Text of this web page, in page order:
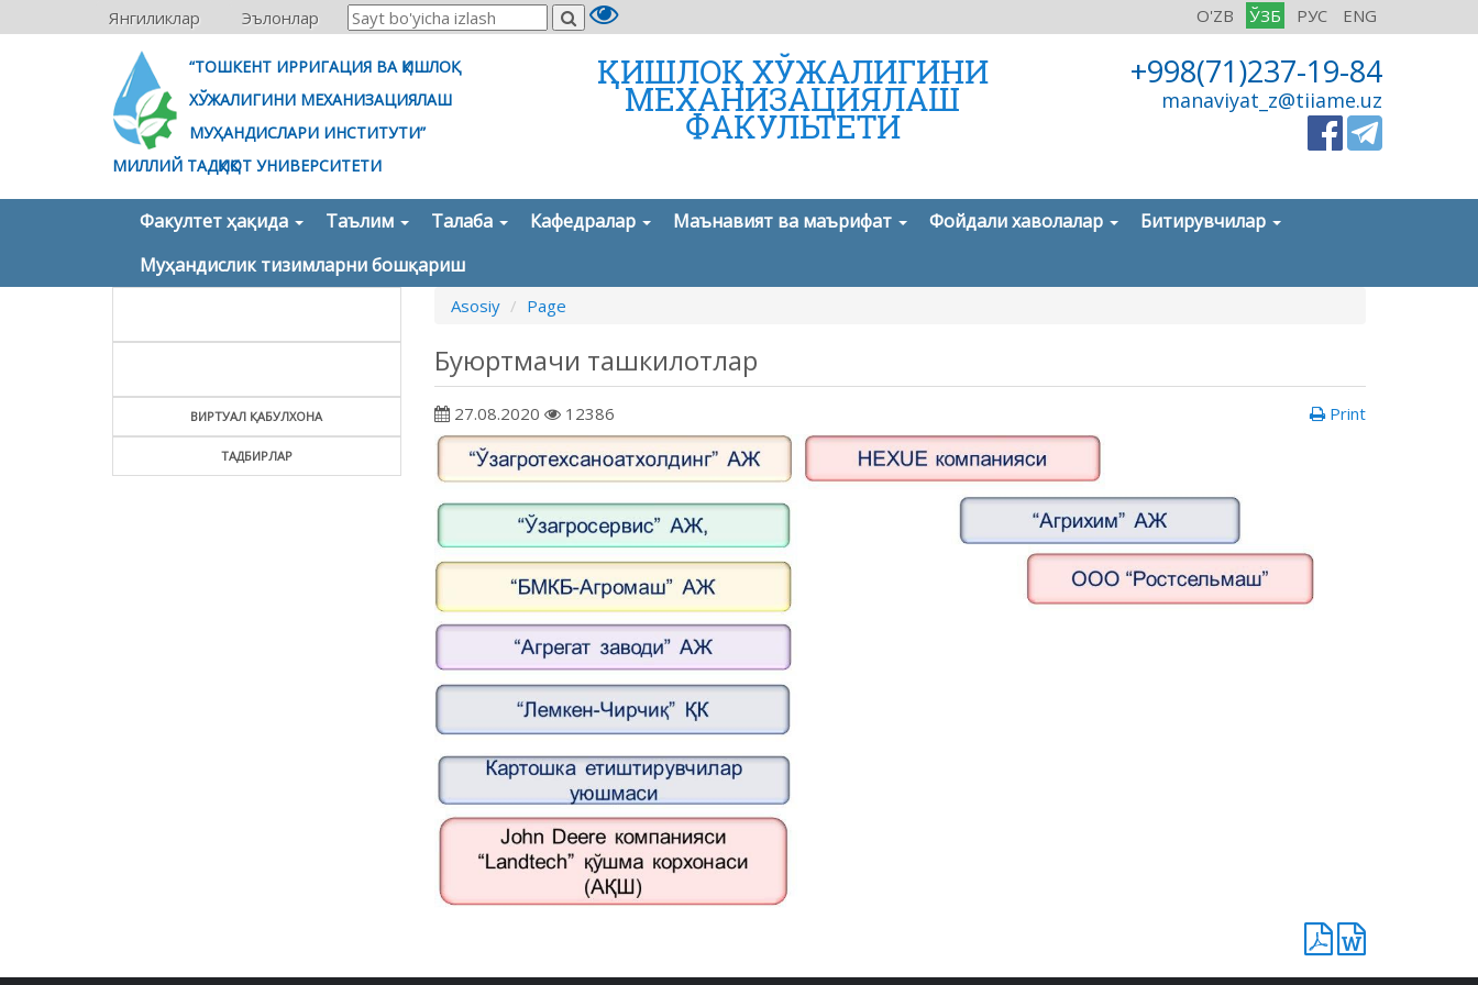
Янгиликлар Эълонлар O'ZB ЎЗБ РУС ENG
“ТОШКЕНТ ИРРИГАЦИЯ ВА ҚИШЛОҚ
ХЎЖАЛИГИНИ МЕХАНИЗАЦИЯЛАШ
МУҲАНДИСЛАРИ ИНСТИТУТИ”
МИЛЛИЙ ТАДҚИҚОТ УНИВЕРСИТЕТИ
ҚИШЛОҚ ХЎЖАЛИГИНИ
МЕХАНИЗАЦИЯЛАШ
ФАКУЛЬТЕТИ
+998(71)237-19-84
manaviyat_z@tiiame.uz
Факултет ҳақида Таълим Талаба Кафедралар Маънавият ва маърифат Фойдали хаволалар
Битирувчилар
Муҳандислик тизимларни бошқариш
ВИРТУАЛ ҚАБУЛХОНА
ТАДБИРЛАР
Asosiy Page
Буюртмачи ташкилотлар
27.08.2020 12386 Print